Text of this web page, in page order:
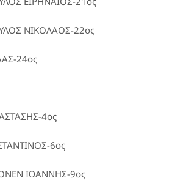
ΝΙΚΟΛΑΟΣ-22ος
24ος
4ος
6ος
ΙΩΑΝΝΗΣ-9ος